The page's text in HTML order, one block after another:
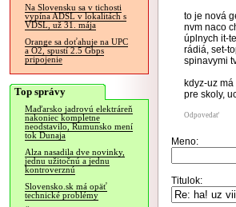
Na Slovensku sa v tichosti
vypína ADSL v lokalitách s
VDSL, už 31. mája
Orange sa doťahuje na UPC
a O2, spustí 2.5 Gbps
pripojenie
Top správy
Maďarsko jadrovú elektráreň
nakoniec kompletne
neodstavilo, Rumunsko mení
tok Dunaja
Alza nasadila dve novinky,
jednu užitočnú a jednu
kontroverznú
Slovensko.sk má opäť
technické problémy
to je nová
nvm naco
úplnych it-
rádiá, set-
spinavymi
kdyz-uz
pre skoly,
Odpovedať
Meno:
Titulok: